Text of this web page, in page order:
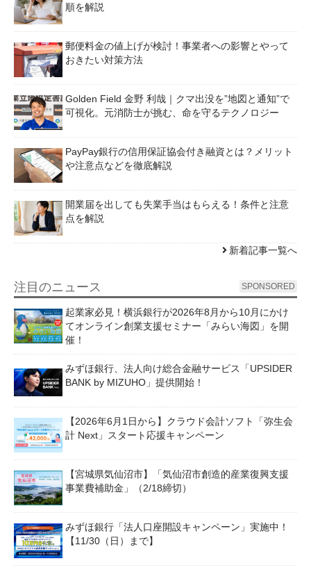
順を解説
郵便料金の値上げが検討！事業者への影響とやって
おきたい対策方法
Golden Field 金野 利哉｜クマ出没を”地図と通知”で
可視化。元消防士が挑む、命を守るテクノロジー
PayPay銀行の信用保証協会付き融資とは？メリット
や注意点などを徹底解説
開業届を出しても失業手当はもらえる！条件と注意
点を解説
新着記事一覧へ
注目のニュース SPONSORED
起業家必見！横浜銀行が2026年8月から10月にかけ
てオンライン創業支援セミナー「みらい海図」を開
催！
みずほ銀行、法人向け総合金融サービス「UPSIDER
BANK by MIZUHO」提供開始！
【2026年6月1日から】クラウド会計ソフト「弥生会
計 Next」スタート応援キャンペーン
【宮城県気仙沼市】「気仙沼市創造的産業復興支援
事業費補助金」（2/18締切）
みずほ銀行「法人口座開設キャンペーン」実施中！
【11/30（日）まで】